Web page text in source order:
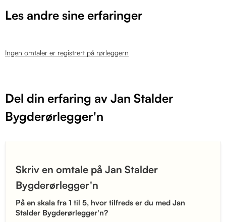
Les andre sine erfaringer
Ingen omtaler er registrert på rørleggern
Del din erfaring av Jan Stalder
Bygderørlegger'n
Skriv en omtale på Jan Stalder
Bygderørlegger'n
På en skala fra 1 til 5, hvor tilfreds er du med Jan
Stalder Bygderørlegger'n?